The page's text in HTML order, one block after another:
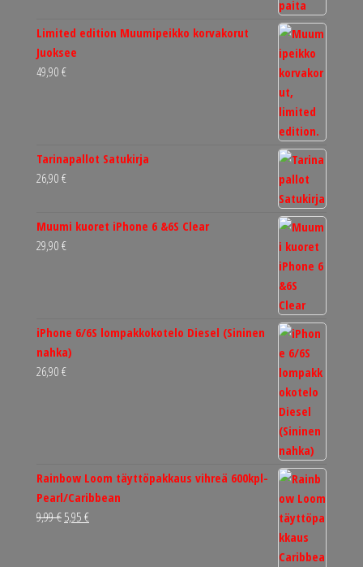
Limited edition Muumipeikko korvakorut
Juoksee
49,90 €
Tarinapallot Satukirja
26,90 €
Muumi kuoret iPhone 6 &6S Clear
29,90 €
iPhone 6/6S lompakkokotelo Diesel (Sininen
nahka)
26,90 €
Rainbow Loom täyttöpakkaus vihreä 600kpl-
Pearl/Caribbean
9,99€ Alkuperäinen
5,95 €Nykyinen